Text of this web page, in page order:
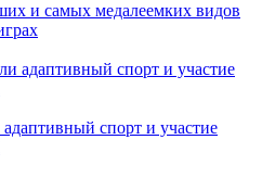
и самых медалеемких видов
спорт и участие